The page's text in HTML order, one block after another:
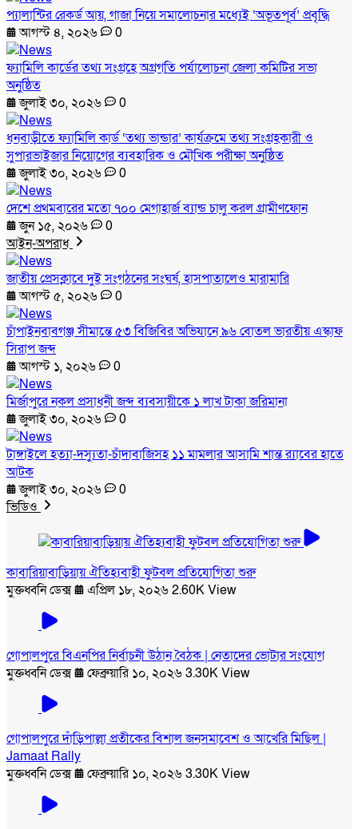
প্যালান্টির রেকর্ড আয়, গাজা নিয়ে সমালোচনার মধ্যেই ‘অভূতপূর্ব’ প্রবৃদ্ধি
আগস্ট ৪, ২০২৬
0
ফ্যামিলি কার্ডের তথ্য সংগ্রহে অগ্রগতি পর্যালোচনা জেলা কমিটির সভা
অনুষ্ঠিত
জুলাই ৩০, ২০২৬
0
ধনবাড়ীতে ফ্যামিলি কার্ড ‘তথ্য ভান্ডার’ কার্যক্রমে তথ্য সংগ্রহকারী ও
সুপারভাইজার নিয়োগের ব্যবহারিক ও মৌখিক পরীক্ষা অনুষ্ঠিত
জুলাই ৩০, ২০২৬
0
দেশে প্রথমবারের মতো ৭০০ মেগাহার্জ ব্যান্ড চালু করল গ্রামীণফোন
জুন ১৫, ২০২৬
0
আইন-অপরাধ
জাতীয় প্রেসক্লাবে দুই সংগঠনের সংঘর্ষ, হাসপাতালেও মারামারি
আগস্ট ৫, ২০২৬
0
চাঁপাইনবাবগঞ্জ সীমান্তে ৫৩ বিজিবির অভিযানে ৯৬ বোতল ভারতীয় এস্কাফ
সিরাপ জব্দ
আগস্ট ১, ২০২৬
0
মির্জাপুরে নকল প্রসাধনী জব্দ ব্যবসায়ীকে ১ লাখ টাকা জরিমানা
জুলাই ৩০, ২০২৬
0
টাঙ্গাইলে হত্যা-দস্যুতা-চাঁদাবাজিসহ ১১ মামলার আসামি শান্ত র‍্যাবের হাতে
আটক
জুলাই ৩০, ২০২৬
0
ভিডিও
কাবারিয়াবাড়িয়ায় ঐতিহ্যবাহী ফুটবল প্রতিযোগিতা শুরু
মুক্তধ্বনি ডেক্স
এপ্রিল ১৮, ২০২৬2.60K View
গোপালপুরে বিএনপির নির্বাচনী উঠান বৈঠক | নেতাদের ভোটার সংযোগ
মুক্তধ্বনি ডেক্স
ফেব্রুয়ারি ১০, ২০২৬3.30K View
গোপালপুরে দাঁড়িপাল্লা প্রতীকের বিশাল জনসমাবেশ ও আখেরি মিছিল |
Jamaat Rally
মুক্তধ্বনি ডেক্স
ফেব্রুয়ারি ১০, ২০২৬3.30K View